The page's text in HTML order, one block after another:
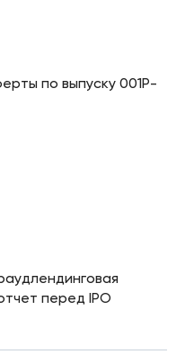
по выпуску 001P-
перед IPO